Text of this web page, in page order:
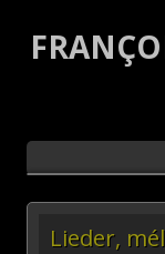
Lieder,